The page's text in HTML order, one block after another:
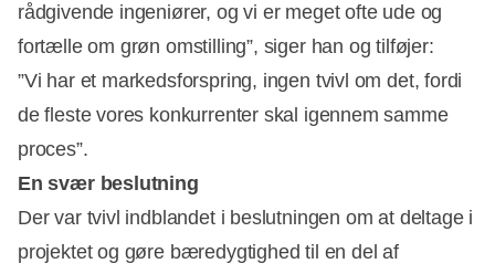
rådgivende ingeniører, og vi er meget ofte ude og
fortælle om grøn omstilling”, siger han og tilføjer:
”Vi har et markedsforspring, ingen tvivl om det, fordi
de fleste vores konkurrenter skal igennem samme
proces”.
En svær beslutning
Der var tvivl indblandet i beslutningen om at deltage i
projektet og gøre bæredygtighed til en del af